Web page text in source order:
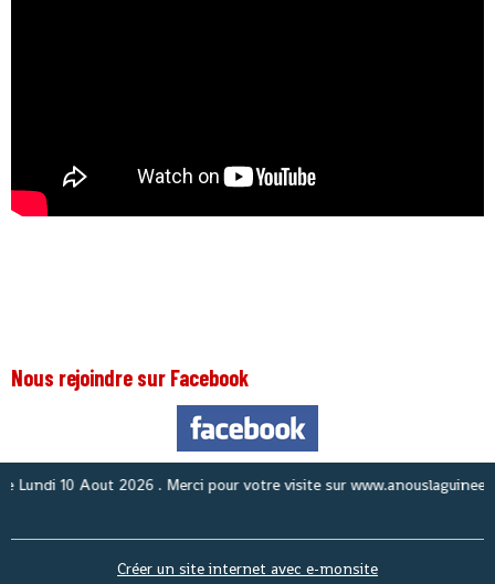
Nous rejoindre sur Facebook
10 Aout 2026. Merci pour votre visite sur
Créer un site internet avec e-monsite